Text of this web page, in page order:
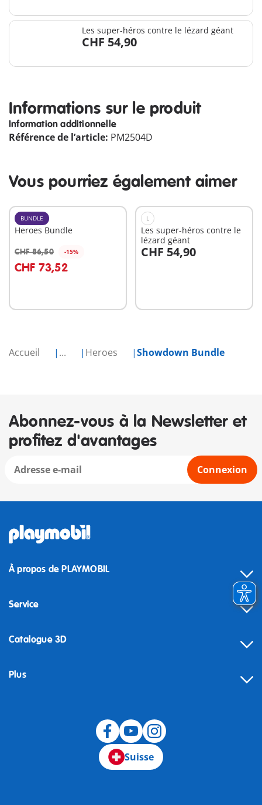
Accueil ... Heroes Showdown Bundle
Les super-héros contre le lézard géant
CHF 54,90
Informations sur le produit
Information additionnelle
Référence de l’article: PM2504D
Vous pourriez également aimer
BUNDLE
Heroes Bundle
CHF 86,50 -15%
CHF 73,52
Au panier
L
Les super-héros contre le
lézard géant
CHF 54,90
Au panier
Abonnez-vous à la Newsletter et
profitez d'avantages
Connexion
À propos de PLAYMOBIL
Service
Catalogue 3D
Plus
Suisse